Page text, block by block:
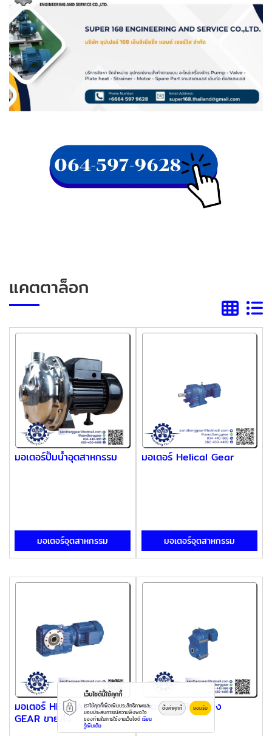
แคตตาล็อก
มอเตอร์ปั้มน้ำอุตสาหกรรม
มอเตอร์อุตสาหกรรม
มอเตอร์ Helical Gear
มอเตอร์อุตสาหกรรม
มอเตอร์ HELICAL BEVEL
GEAR ขายส่ง
เกียร์แบบเฟืองเฉียง
เว็บไซต์นี้ใช้คุกกี้
เราใช้คุกกี้เพื่อเพิ่มประสิทธิภาพและ
มอบประสบการณ์ความพึงพอใจ
ของท่านในการใช้งานเว็บไซต์ เรียน
รู้เพิ่มเติม
ตั้งค่าคุกกี้ ยอมรับ